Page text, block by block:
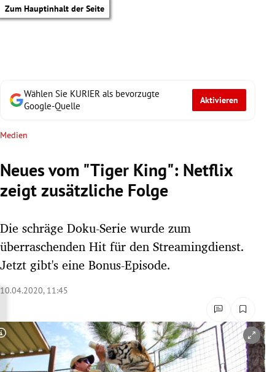
Zum Hauptinhalt der Seite
Untermenü
Untermenü
Untermenü
Wählen Sie KURIER als bevorzugte
Google-Quelle
Aktivieren
Medien
Neues vom "Tiger King": Netflix
zeigt zusätzliche Folge
Die schräge Doku-Serie wurde zum
überraschenden Hit für den Streamingdienst.
Jetzt gibt's eine Bonus-Episode.
10.04.2020, 11:45
Copyright-Hinweis öffnen/schließen